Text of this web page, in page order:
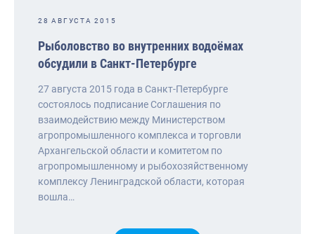
28 АВГУСТА 2015
Рыболовство во внутренних водоёмах
обсудили в Санкт-Петербурге
27 августа 2015 года в Санкт-Петербурге
состоялось подписание Соглашения по
взаимодействию между Министерством
агропромышленного комплекса и торговли
Архангельской области и комитетом по
агропромышленному и рыбохозяйственному
комплексу Ленинградской области, которая
вошла…